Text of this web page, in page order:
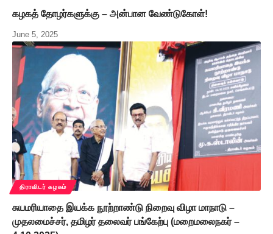
கழகத் தோழர்களுக்கு – அன்பான வேண்டுகோள்!
June 5, 2025
திராவிடர் கழகம்
சுயமரியாதை இயக்க நூற்றாண்டு நிறைவு விழா மாநாடு –
முதலமைச்சர், தமிழர் தலைவர் பங்கேற்பு (மறைமலைநகர் –